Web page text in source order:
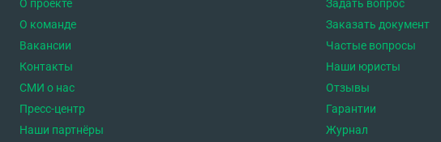
О проекте
О команде
Вакансии
Контакты
СМИ о нас
Пресс-центр
Наши партнёры
Задать вопрос
Заказать документ
Частые вопросы
Наши юристы
Отзывы
Гарантии
Журнал